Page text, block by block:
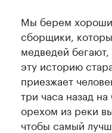
Мы берем
сборщики,
медведей
эту историю
приезжает
три часа назад
орехом из реки
чтобы самый